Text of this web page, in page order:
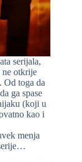
serijala,
otkrije
Od toga da
ga spase
(koji u
kao i
menja